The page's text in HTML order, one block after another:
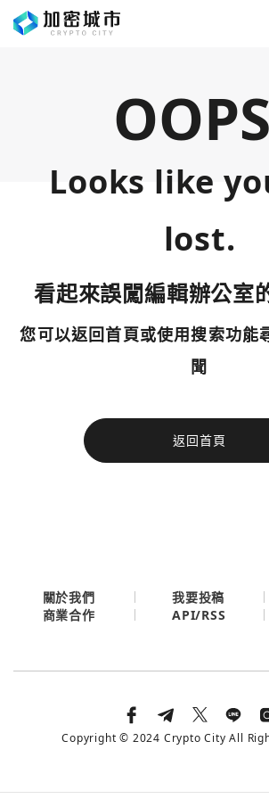
Looks like
lost.
看起來誤闖編輯辦公室
您可以返回首頁或使用搜索功能
聞
返回首頁
今日熱門
使用以下帳號繼續
您已閒置5分鐘，請點擊關閉按鈕或空白
今日熱門
關於我們 我要投稿
商業合作
API/RSS
Copyright © 2024 Crypto City All